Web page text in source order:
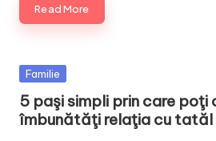
Read More
Posted
Familie
5 paşi simpli prin care poţi
îmbunătăţi relaţia cu